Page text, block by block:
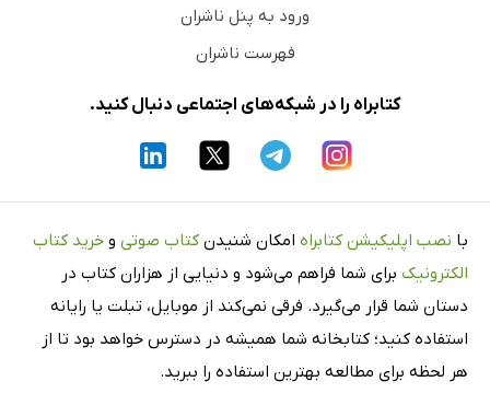
ورود به پنل ناشران
فهرست ناشران
کتابراه را در شبکه‌های اجتماعی دنبال کنید.
با نصب اپلیکیشن کتابراه امکان شنیدن کتاب صوتی و خرید کتاب
الکترونیک برای شما فراهم می‌شود و دنیایی از هزاران کتاب در
دستان شما قرار می‌گیرد. فرقی نمی‌کند از موبایل، تبلت یا رایانه
استفاده کنید؛ کتابخانه شما همیشه در دسترس خواهد بود تا از
هر لحظه برای مطالعه بهترین استفاده را ببرید.